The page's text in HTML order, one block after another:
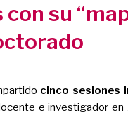
su
cinco sesiones
e investigador en